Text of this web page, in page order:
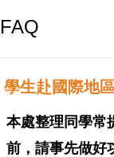
FAQ
學生赴國際地
本處整理同學常
前，請事先做好